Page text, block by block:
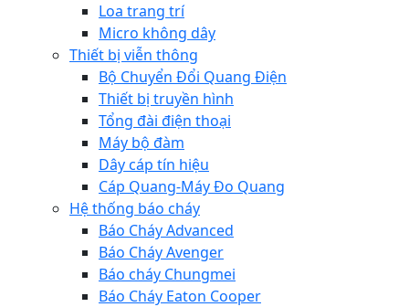
Loa trang trí
Micro không dây
Thiết bị viễn thông
Bộ Chuyển Đổi Quang Điện
Thiết bị truyền hình
Tổng đài điện thoại
Máy bộ đàm
Dây cáp tín hiệu
Cáp Quang-Máy Đo Quang
Hệ thống báo cháy
Báo Cháy Advanced
Báo Cháy Avenger
Báo cháy Chungmei
Báo Cháy Eaton Cooper